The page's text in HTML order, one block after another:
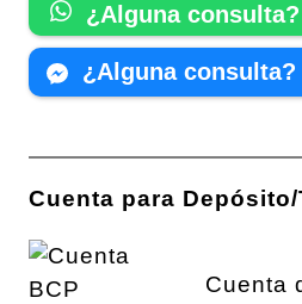
¿Alguna consulta?
¿Alguna consulta?
Cuenta para
Cuenta